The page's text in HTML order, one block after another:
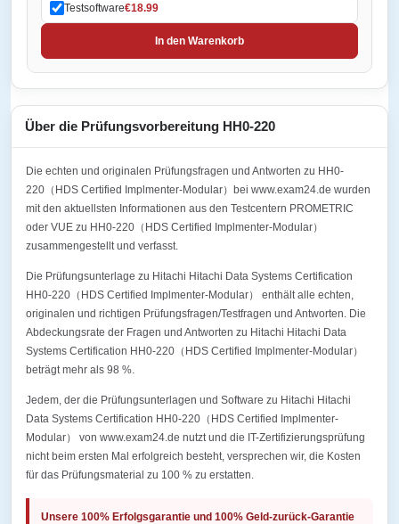
Testsoftware€18.99
In den Warenkorb
Über die Prüfungsvorbereitung HH0-220
Die echten und originalen Prüfungsfragen und Antworten zu HH0-
220（HDS Certified Implmenter-Modular）bei www.exam24.de wurden
mit den aktuellsten Informationen aus den Testcentern PROMETRIC
oder VUE zu HH0-220（HDS Certified Implmenter-Modular）
zusammengestellt und verfasst.
Die Prüfungsunterlage zu Hitachi Hitachi Data Systems Certification
HH0-220（HDS Certified Implmenter-Modular） enthält alle echten,
originalen und richtigen Prüfungsfragen/Testfragen und Antworten. Die
Abdeckungsrate der Fragen und Antworten zu Hitachi Hitachi Data
Systems Certification HH0-220（HDS Certified Implmenter-Modular）
beträgt mehr als 98 %.
Jedem, der die Prüfungsunterlagen und Software zu Hitachi Hitachi
Data Systems Certification HH0-220（HDS Certified Implmenter-
Modular） von www.exam24.de nutzt und die IT-Zertifizierungsprüfung
nicht beim ersten Mal erfolgreich besteht, versprechen wir, die Kosten
für das Prüfungsmaterial zu 100 % zu erstatten.
Unsere 100% Erfolgsgarantie und 100% Geld-zurück-Garantie